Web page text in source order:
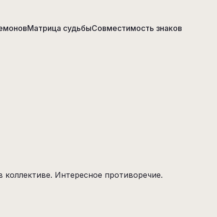
Матрица судьбыСовместимость знаков
Интересное противоречие.